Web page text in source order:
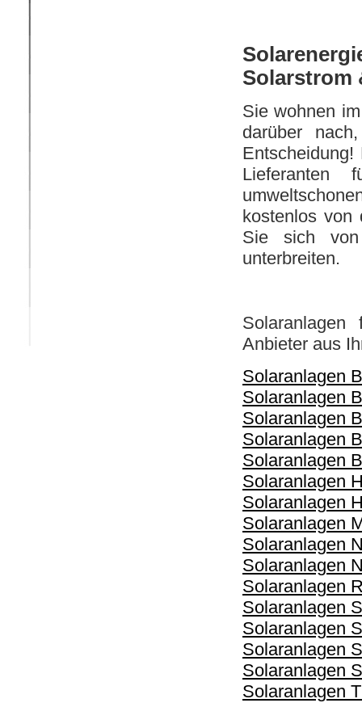
Solarstrom
Sie wohnen
darüber
kostenlos von
Sie sich von
unterbreiten.
Anbieter aus
Solaranlagen
Solaranlagen
Solaranlagen
Solaranlagen
Solaranlagen
Solaranlagen
Solaranlagen
Solaranlagen
Solaranlagen
Solaranlagen
Solaranlagen
Solaranlagen
Solaranlagen
Solaranlagen
Solaranlagen
Solaranlagen